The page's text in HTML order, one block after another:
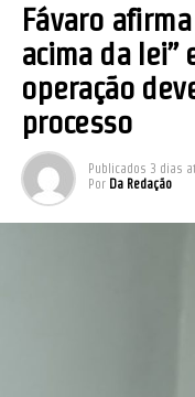
Fávaro
acima da lei”
operação
processo
Publicados 3 dias
Por Da Redação